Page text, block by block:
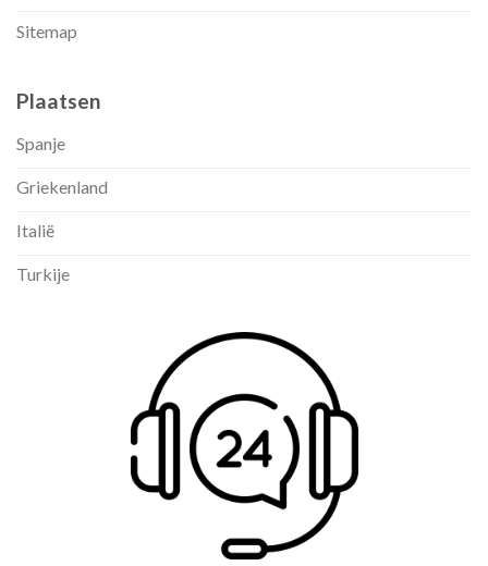
Sitemap
Plaatsen
Spanje
Griekenland
Italië
Turkije